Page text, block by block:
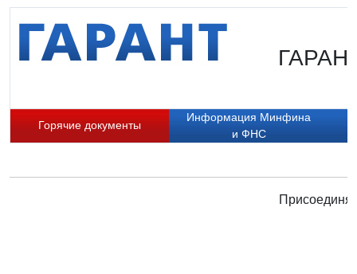
Горячие документы
Информация Минфина
и ФНС